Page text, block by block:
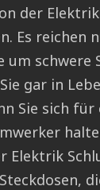
der
Es reichen
schwere
gar in
Sie sich für
Elektrik